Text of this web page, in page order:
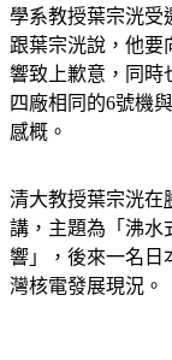
學系教授葉宗洸受
跟葉宗洸說，他要
響致上歉意，同時
四廠相同的6號機
感概。
清大教授葉宗洸在
講，主題為「沸水
響」，後來一名日
灣核電發展現況。